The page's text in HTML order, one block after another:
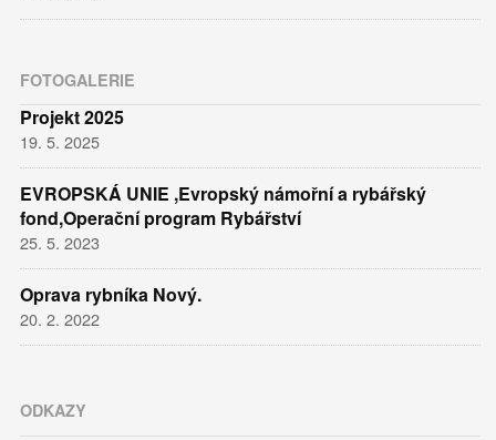
FOTOGALERIE
Projekt 2025
19. 5. 2025
EVROPSKÁ UNIE ,Evropský námořní a rybářský
fond,Operační program Rybářství
25. 5. 2023
Oprava rybníka Nový.
20. 2. 2022
ODKAZY